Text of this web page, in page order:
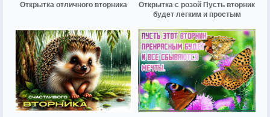
Открытка отличного вторника
Открытка с розой Пусть вторник
будет легким и простым